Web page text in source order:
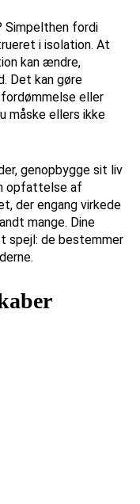
fordi
i isolation. At
kan ændre,
Det kan gøre
eller
måske ellers ikke
genopbygge sit liv
opfattelse af
der engang virkede
mange. Dine
spejl: de bestemmer